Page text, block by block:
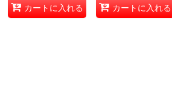
カートに入れる カートに入れる